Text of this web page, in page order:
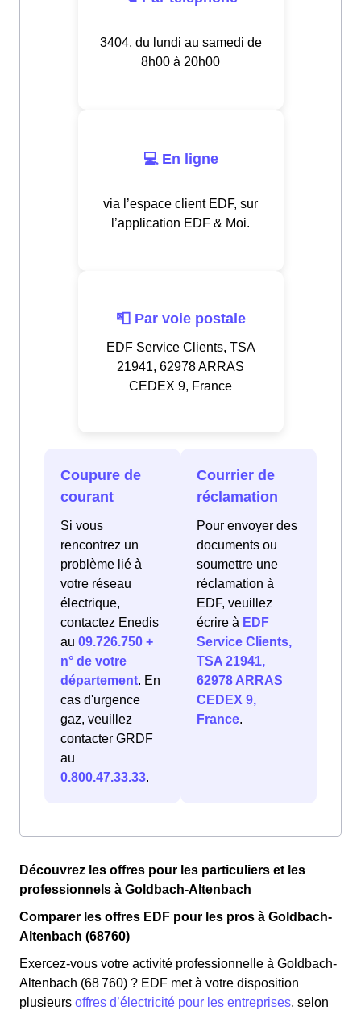
3404, du lundi au samedi de
8h00 à 20h00
💻 En ligne
via l’espace client EDF, sur
l’application EDF & Moi.
📮 Par voie postale
EDF Service Clients, TSA
21941, 62978 ARRAS
CEDEX 9, France
Coupure de
courant
Si vous
rencontrez un
problème lié à
votre réseau
électrique,
contactez Enedis
au 09.726.750 +
n° de votre
département. En
cas d'urgence
gaz, veuillez
contacter GRDF
au
0.800.47.33.33.
Courrier de
réclamation
Pour envoyer des
documents ou
soumettre une
réclamation à
EDF, veuillez
écrire à EDF
Service Clients,
TSA 21941,
62978 ARRAS
CEDEX 9,
France.
Découvrez les offres pour les particuliers et les
professionnels à Goldbach-Altenbach
Comparer les offres EDF pour les pros à Goldbach-
Altenbach (68760)
Exercez-vous votre activité professionnelle à Goldbach-
Altenbach (68 760) ? EDF met à votre disposition
plusieurs offres d’électricité pour les entreprises, selon